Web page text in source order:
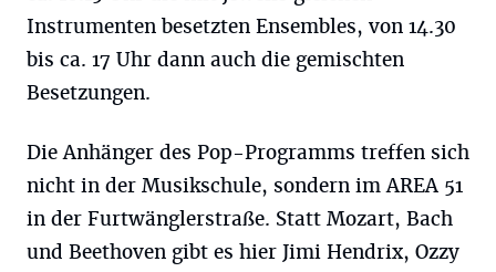
Instrumenten besetzten Ensembles, von 14.30
bis ca. 17 Uhr dann auch die gemischten
Besetzungen.
Die Anhänger des Pop-Programms treffen sich
nicht in der Musikschule, sondern im AREA 51
in der Furtwänglerstraße. Statt Mozart, Bach
und Beethoven gibt es hier Jimi Hendrix, Ozzy